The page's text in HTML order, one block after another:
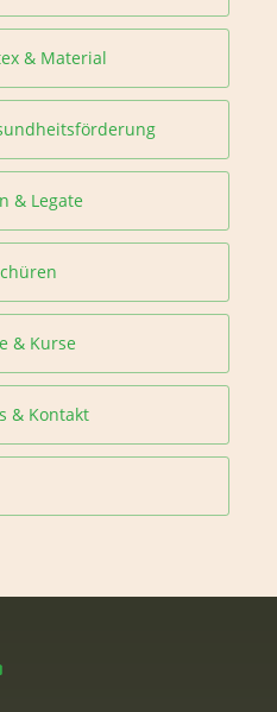
& Material
& Legate
& Kurse
& Kontakt